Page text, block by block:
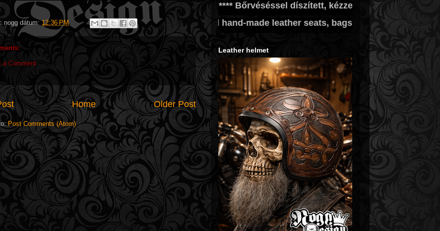
nogg dátum:12:36 PM
a Comment
Older Post
Home
Post Comments (Atom)
**** Bőrvéséssel díszített, kézzel készített ülések, táskák, egyéb
**** Tooled hand-made leather seats, bags and other leather accessories are
Leather helmet